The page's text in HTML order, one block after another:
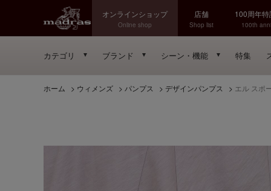
オンラインショップ
Online shop
店舗
Shop list
100周年
100th
カテゴリ ブランド シーン・機能 特集
ホーム > ウィメンズ > パンプス > デザインパンプス > エル スポ